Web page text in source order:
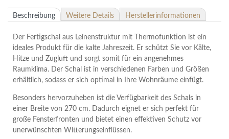
Beschreibung Weitere Details Herstellerinformationen
Der Fertigschal aus Leinenstruktur mit Thermofunktion ist ein
ideales Produkt für die kalte Jahreszeit. Er schützt Sie vor Kälte,
Hitze und Zugluft und sorgt somit für ein angenehmes
Raumklima. Der Schal ist in verschiedenen Farben und Größen
erhältlich, sodass er sich optimal in Ihre Wohnräume einfügt.
Besonders hervorzuheben ist die Verfügbarkeit des Schals in
einer Breite von 270 cm. Dadurch eignet er sich perfekt für
große Fensterfronten und bietet einen effektiven Schutz vor
unerwünschten Witterungseinflüssen.